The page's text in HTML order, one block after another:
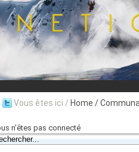
: T° Min : °C T° Max :°C
en direct l'actualité des stations
Vous êtes ici / Home /
n'êtes pas connecté